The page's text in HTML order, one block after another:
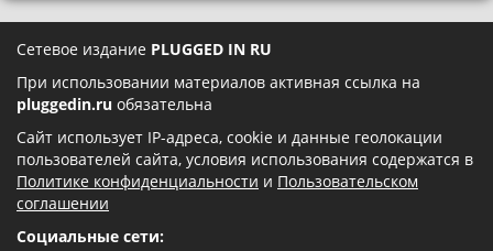
Сетевое издание PLUGGED IN RU
При использовании материалов активная ссылка на
pluggedin.ru обязательна
Сайт использует IP-адреса, cookie и данные геолокации
пользователей сайта, условия использования содержатся в
Политике конфиденциальности и Пользовательском
соглашении
Социальные сети: